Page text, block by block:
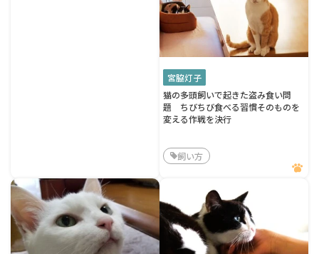
宮脇灯子
猫の多頭飼いで起きた盗み食い問
題 ちびちび食べる習慣そのものを
変える作戦を決行
飼い方